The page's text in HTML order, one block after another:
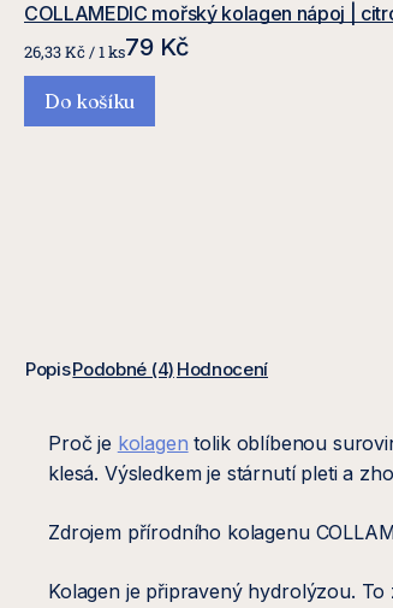
COLLAMEDIC mořský kolagen nápoj |
79 Kč
Měrná
cena:
26,33 Kč / 1 ks
Do košíku
PopisPodobné (4) Hodnocení
Proč je kolagen tolik oblíbenou
klesá. Výsledkem je stárnutí pleti a
Zdrojem přírodního kolagenu
Kolagen je připravený hydrolýzou.